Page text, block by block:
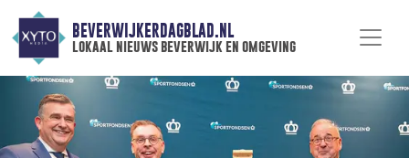
BEVERWIJKERDAGBLAD.NL
lokaal nieuws beverwijk en omgeving